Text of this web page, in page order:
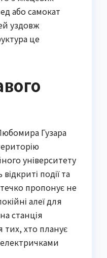
або самокат
уздовж
це
Гузара
університету
події та
пропонує не
алеї для
станція
тих, хто планує